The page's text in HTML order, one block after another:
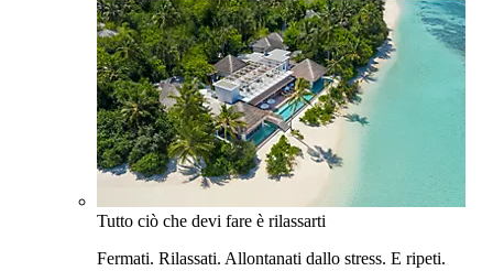
Tutto ciò che devi fare è rilassarti
Fermati. Rilassati. Allontanati dallo stress. E ripeti.